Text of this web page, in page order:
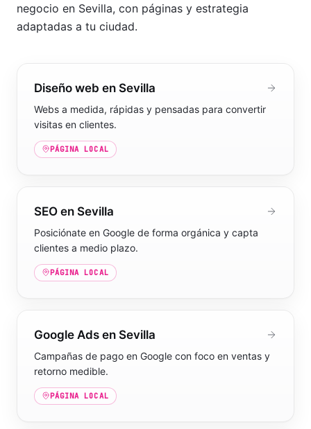
negocio en Sevilla, con páginas y estrategia
adaptadas a tu ciudad.
Diseño web en Sevilla
Webs a medida, rápidas y pensadas para convertir
visitas en clientes.
PÁGINA LOCAL
SEO en Sevilla
Posiciónate en Google de forma orgánica y capta
clientes a medio plazo.
PÁGINA LOCAL
Google Ads en Sevilla
Campañas de pago en Google con foco en ventas y
retorno medible.
PÁGINA LOCAL